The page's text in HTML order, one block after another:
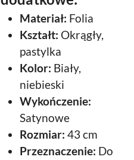
Materiał: Folia
Kształt: Okrągły,
pastylka
Kolor: Biały,
niebieski
Wykończenie:
Satynowe
Rozmiar: 43 cm
Przeznaczenie: Do